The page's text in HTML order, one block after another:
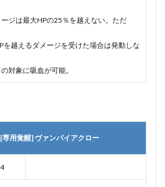
ジは最大HPの25％を越えない。ただ
を越えるダメージを受けた場合は発動しな
対象に吸血が可能。
[専用覚醒] ヴァンパイアクロー
4